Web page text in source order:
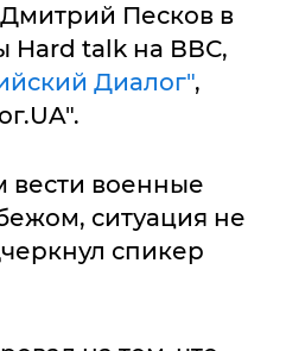
Песков в
Hard talk на ВВС,
Диалог",
военные
ситуация не
спикер